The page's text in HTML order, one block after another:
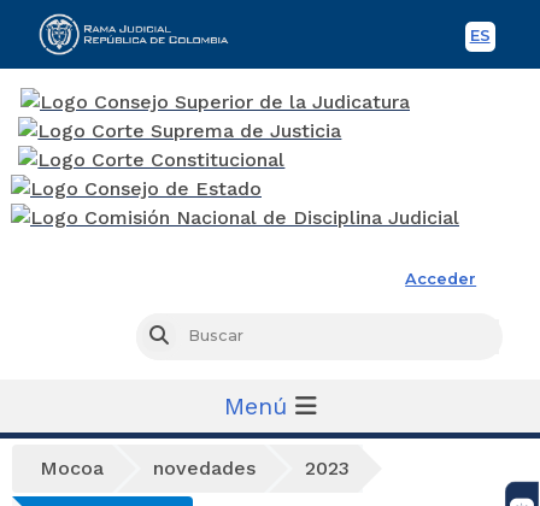
ES
Acceder
Buscar
Menú
Mocoa novedades 2023